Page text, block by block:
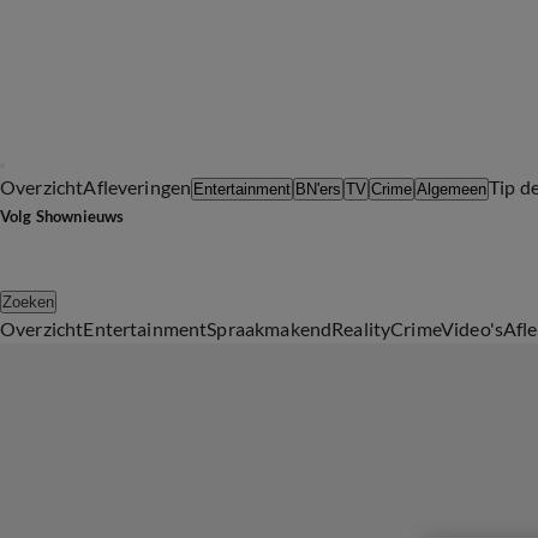
OverzichtAfleveringen Entertainment BN'ers TV Crime AlgemeenTip
Volg Shownieuws
Zoeken
OverzichtEntertainmentSpraakmakendRealityCrimeVideo's